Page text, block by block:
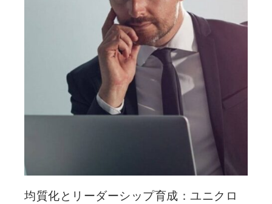
均質化とリーダーシップ育成：ユニクロ